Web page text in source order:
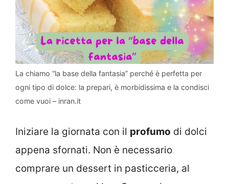
La chiamo “la base della fantasia” perché è perfetta per
ogni tipo di dolce: la prepari, è morbidissima e la condisci
come vuoi – inran.it
Iniziare la giornata con il profumo di dolci
appena sfornati. Non è necessario
comprare un dessert in pasticceria, al